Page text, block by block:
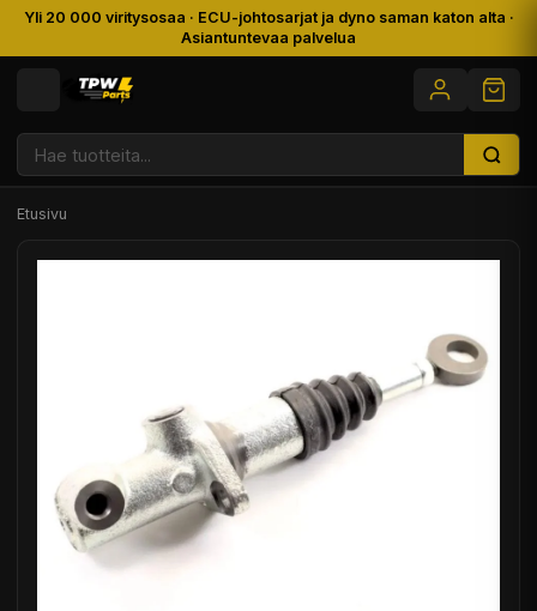
Yli 20 000 viritysosaa · ECU-johtosarjat ja dyno saman katon alta ·
Asiantuntevaa palvelua
Etusivu